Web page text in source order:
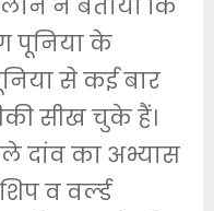
ने बताया कि
पूनिया के
से कई बार
सीख चुके हैं।
दांव का अभ्यास
व वर्ल्‍ड